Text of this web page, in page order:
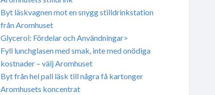
Byt läskvagnen mot en snygg stilldrinkstation
från Aromhuset
Glycerol: Fördelar och Användningar>
Fyll lunchglasen med smak, inte med onödiga
kostnader – välj Aromhuset
Byt från hel pall läsk till några få kartonger
Aromhusets koncentrat